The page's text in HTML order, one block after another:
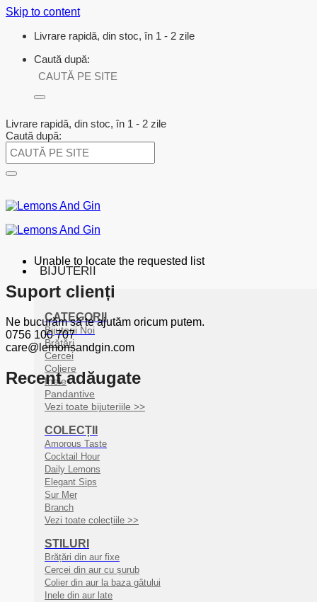
Skip to content
Livrare rapidă, din stoc, în 1 - 2 zile
Caută după:
Livrare rapidă, din stoc, în 1 - 2 zile
Caută după:
BIJUTERII
CATEGORII
Bijuterii Noi
Brățări
Cercei
Coliere
Inele
Pandantive
Vezi toate bijuteriile >>
COLECȚII
Amorous Taste
Cocktail Hour
Daily Lemons
Elegant Sips
Sur Mer
Branch
Vezi toate colecțiile >>
STILURI
Brățări din aur fixe
Cercei din aur cu șurub
Colier din aur la baza gâtului
Inele din aur late
Unable to locate the requested list
Suport clienți
Ne bucurăm să te ajutăm oricum putem.
0756 100 707
care@lemonsandgin.com
Recent adăugate